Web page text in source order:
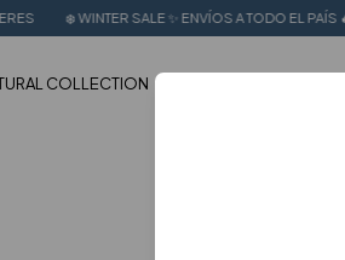
❄️ WINTER SALE ✨ ENVÍOS A TODO EL PAÍS 🔥 + 6
COLLECTION